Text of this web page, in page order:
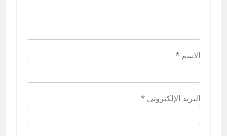
الاسم *
البريد الإلكتروني *